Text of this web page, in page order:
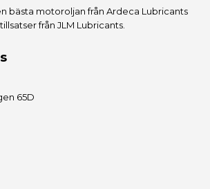
bästa motoroljan från Ardeca Lubricants
från JLM Lubricants.
65D